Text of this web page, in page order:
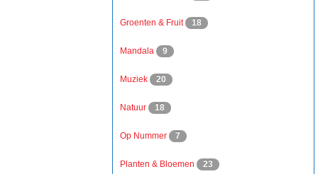
Groenten & Fruit 18
Mandala 9
Muziek 20
Natuur 18
Op Nummer 7
Planten & Bloemen 23